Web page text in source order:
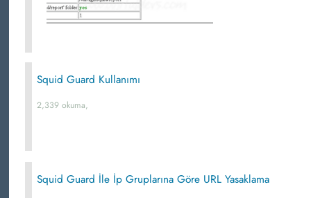
Squid Guard Kullanımı
2,339 okuma,
Squid Guard İle İp Gruplarına Göre URL Yasaklama